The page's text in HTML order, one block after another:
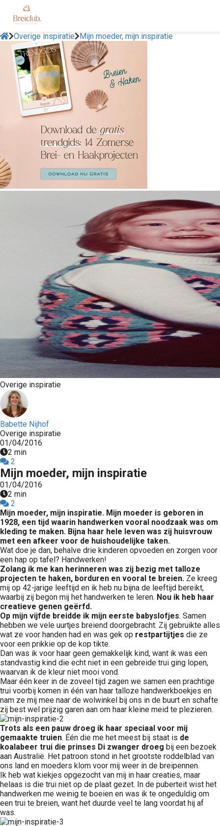
Overige inspiratie Mijn moeder, mijn inspiratie
Overige inspiratie
Babette Nijhof
Overige inspiratie
01/04/2016
2 min
2
Mijn moeder, mijn inspiratie
01/04/2016
2 min
2
Mijn moeder, mijn inspiratie. Mijn moeder is geboren in
1928, een tijd waarin handwerken vooral noodzaak was om
kleding te maken. Bijna haar hele leven was zij huisvrouw
met een afkeer voor de huishoudelijke taken.
Wat doe je dan, behalve drie kinderen opvoeden en zorgen voor
een hap op tafel? Handwerken!
Zolang ik me kan herinneren was zij bezig met talloze
projecten te haken, borduren en vooral te breien. Ze kreeg
mij op 42-jarige leeftijd en ik heb nu bijna de leeftijd bereikt,
waarbij zij begon mij het handwerken te leren. Nou ik heb haar
creatieve genen geërfd.
Op mijn vijfde breidde ik mijn eerste babyslofjes. Samen
hebben we vele uurtjes breiend doorgebracht. Zij gebruikte alles
wat ze voor handen had en was gek op restpartijtjes die ze
voor een prikkie op de kop tikte.
Dan was ik voor haar geen gemakkelijk kind, want ik was een
standvastig kind die echt niet in een gebreide trui ging lopen,
waarvan ik de kleur niet mooi vond.
Maar één keer in de zoveel tijd zagen we samen een prachtige
trui voorbij komen in één van haar talloze handwerkboekjes en
nam ze mij mee naar de wolwinkel bij ons in de buurt en schafte
zij best wel prijzig garen aan om haar kleine meid te plezieren.
Trots als een pauw droeg ik haar speciaal voor mij
gemaakte truien. Één die me het meest bij staat is de
koalabeer trui die prinses Di zwanger droeg bij een bezoek
aan Australië. Het patroon stond in het grootste roddelblad van
ons land en moeders klom voor mij weer in de breipennen.
Ik heb wat kiekjes opgezocht van mij in haar creaties, maar
helaas is die trui niet op de plaat gezet. In de puberteit wist het
handwerken me weinig te boeien en was ik te ongeduldig om
een trui te breien, want het duurde veel te lang voordat hij af
was.